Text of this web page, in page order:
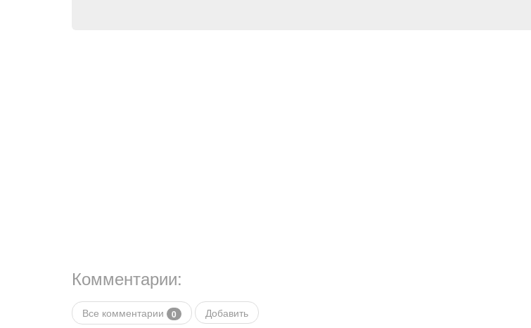
Комментарии:
Все комментарии 0 Добавить